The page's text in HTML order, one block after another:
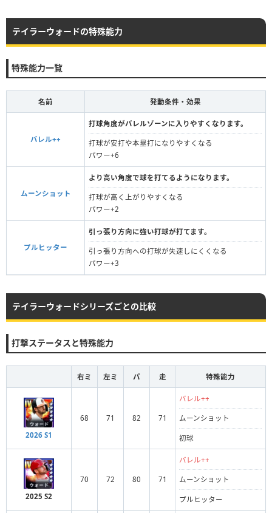
テイラーウォードの特殊能力
特殊能力一覧
名前 発動条件・効果
バレル++
打球角度がバレルゾーンに入りやすくなります。
打球が安打や本塁打になりやすくなる
パワー+6
ムーンショット
より高い角度で球を打てるようになります。
打球が高く上がりやすくなる
パワー+2
プルヒッター
引っ張り方向に強い打球が打てます。
引っ張り方向への打球が失速しにくくなる
パワー+3
テイラーウォードシリーズごとの比較
打撃ステータスと特殊能力
右ミ 左ミ パ 走 特殊能力
2026 S1
68 71 82 71
バレル++
ムーンショット
初球
2025 S2
70 72 80 71
バレル++
ムーンショット
プルヒッター